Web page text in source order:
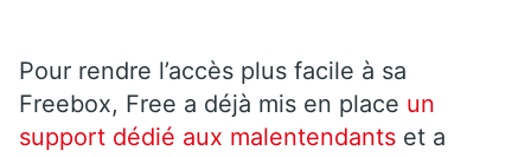
Pour rendre l’accès plus facile à sa
Freebox, Free a déjà mis en place un
support dédié aux malentendants et a